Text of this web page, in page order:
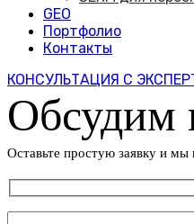
GEO
Портфолио
Контакты
КОНСУЛЬТАЦИЯ С
Обсудим
Оставьте простую заявку и мы